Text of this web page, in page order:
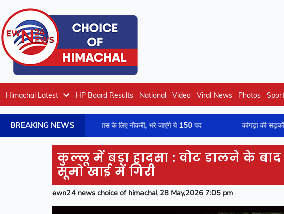
Himachal Latest HP Board Results National Video Viral News Photos
BREAKING NEWS
कांगड़ा जिला में 10वीं पास के लिए नौकरी, भरे जाएंगे ये 150 पद कांगड़ा की सड़कों पर दौड़ीं नई
कुल्लू में बड़ा हादसा : वोट डालने के
सूमो खाई में गिरी
ewn24 news choice of himachal 28 May,2026 7:05 pm